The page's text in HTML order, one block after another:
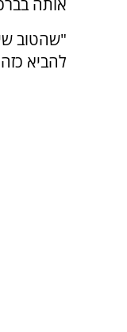
אותה
"שהטוב
להביא